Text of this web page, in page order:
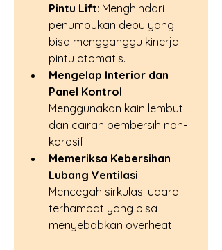
Pintu Lift: Menghindari
penumpukan debu yang
bisa mengganggu kinerja
pintu otomatis.
Mengelap Interior dan
Panel Kontrol:
Menggunakan kain lembut
dan cairan pembersih non-
korosif.
Memeriksa Kebersihan
Lubang Ventilasi:
Mencegah sirkulasi udara
terhambat yang bisa
menyebabkan overheat.